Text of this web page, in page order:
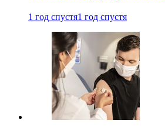
1 год спустя1 год спустя